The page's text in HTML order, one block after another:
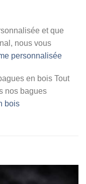
et que
nous vous
personnalisée
en bois Tout
nos bagues
bois